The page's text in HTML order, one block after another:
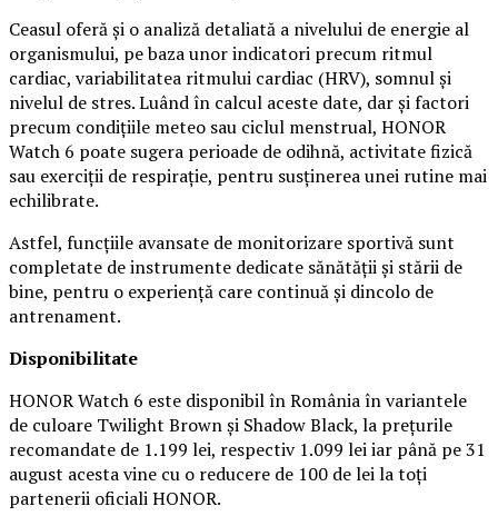
Ceasul oferă și o analiză detaliată a nivelului de energie al
organismului, pe baza unor indicatori precum ritmul
cardiac, variabilitatea ritmului cardiac (HRV), somnul și
nivelul de stres. Luând în calcul aceste date, dar și factori
precum condițiile meteo sau ciclul menstrual, HONOR
Watch 6 poate sugera perioade de odihnă, activitate fizică
sau exerciții de respirație, pentru susținerea unei rutine mai
echilibrate.
Astfel, funcțiile avansate de monitorizare sportivă sunt
completate de instrumente dedicate sănătății și stării de
bine, pentru o experiență care continuă și dincolo de
antrenament.
Disponibilitate
HONOR Watch 6 este disponibil în România în variantele
de culoare Twilight Brown și Shadow Black, la prețurile
recomandate de 1.199 lei, respectiv 1.099 lei iar până pe 31
august acesta vine cu o reducere de 100 de lei la toți
partenerii oficiali HONOR.